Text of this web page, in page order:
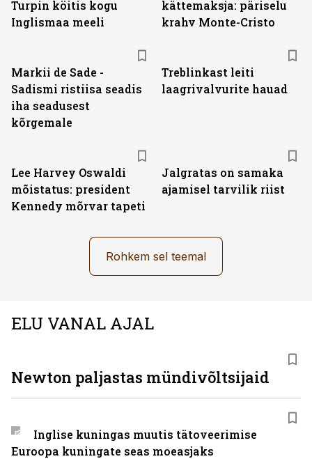
Turpin köitis kogu
Inglismaa meeli
kättemaksja: päriselu
krahv Monte-Cristo
Markii de Sade -
Sadismi ristiisa seadis
iha seadusest
kõrgemale
Treblinkast leiti
laagrivalvurite hauad
Lee Harvey Oswaldi
mõistatus: president
Kennedy mõrvar tapeti
Jalgratas on samaka
ajamisel tarvilik riist
Rohkem sel teemal
ELU VANAL AJAL
Newton paljastas mündivõltsijaid
Inglise kuningas muutis tätoveerimise
Euroopa kuningate seas moeasjaks